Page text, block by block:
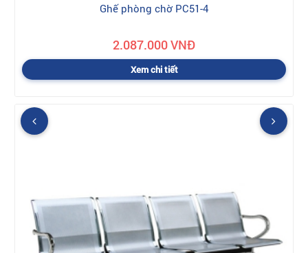
Ghế phòng chờ PC51-4
2.087.000 VNĐ
Xem chi tiết